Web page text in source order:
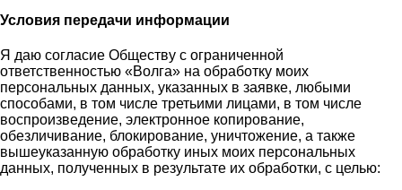
Условия передачи информации
Я даю согласие Обществу с ограниченной
ответственностью «Волга» на обработку моих
персональных данных, указанных в заявке, любыми
способами, в том числе третьими лицами, в том числе
воспроизведение, электронное копирование,
обезличивание, блокирование, уничтожение, а также
вышеуказанную обработку иных моих персональных
данных, полученных в результате их обработки, с целью: